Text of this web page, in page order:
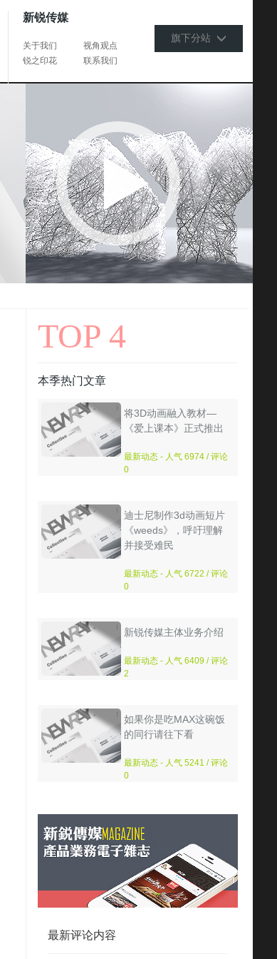
新锐传媒
关于我们
视角观点
锐之印花
联系我们
旗下分站
TOP 4
本季热门文章
将3D动画融入教材—
《爱上课本》正式推出
最新动态 - 人气 6974 / 评论
0
迪士尼制作3d动画短片
《weeds》，呼吁理解
并接受难民
最新动态 - 人气 6722 / 评论
0
新锐传媒主体业务介绍
最新动态 - 人气 6409 / 评论
2
如果你是吃MAX这碗饭
的同行请往下看
最新动态 - 人气 5241 / 评论
0
最新评论内容